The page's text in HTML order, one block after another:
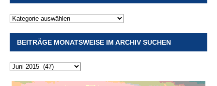
BEITRÄGE MONATSWEISE IM ARCHIV SUCHEN